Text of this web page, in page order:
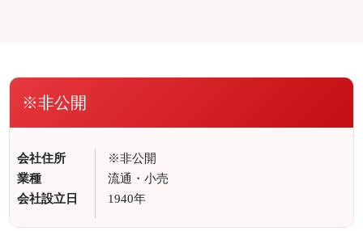
※非公開
会社住所
※非公開
業種
流通・小売
会社設立日
1940年